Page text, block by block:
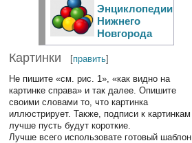
Энциклопедии
Нижнего
Новгорода
Картинки [править]
Не пишите «см. рис. 1», «как видно на
картинке справа» и так далее. Опишите
своими словами то, что картинка
иллюстрирует. Также, подписи к картинкам
лучше пусть будут короткие.
Лучше всего использовате готовый шаблон